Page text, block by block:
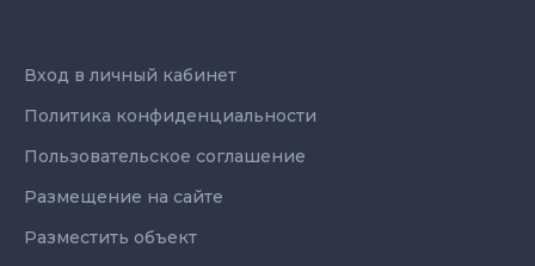
Вход в личный кабинет
Политика конфиденциальности
Пользовательское соглашение
Размещение на сайте
Разместить объект